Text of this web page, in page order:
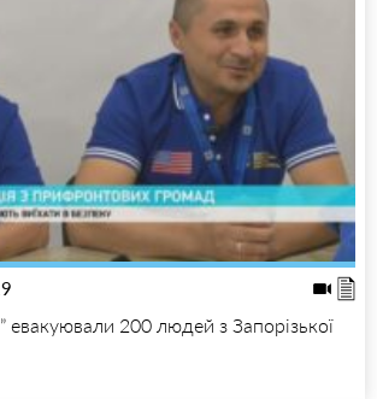
евакуювали 200 людей з Запорізької